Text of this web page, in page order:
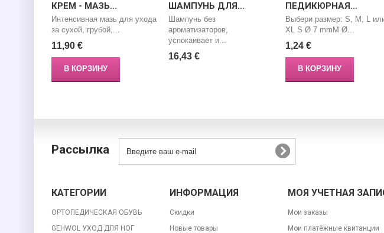
КРЕМ - МАЗЬ...
Интенсивная мазь для ухода
за сухой, грубой,...
11,90 €
В КОРЗИНУ
ШАМПУНЬ ДЛЯ...
Шампунь без
ароматизаторов,
успокаивает и...
16,43 €
ПЕДИКЮРНАЯ...
Выбери размер: S, M, L
XL S Ø 7 mmM Ø...
1,24 €
В КОРЗИНУ
Рассылка
КАТЕГОРИИ
ОРТОПЕДИЧЕСКАЯ ОБУВЬ
GEHWOL УХОД ДЛЯ НОГ
ИНФОРМАЦИЯ
Скидки
Новые товары
МОЯ УЧЕТНАЯ
Мои заказы
Мои платёжные квитанции